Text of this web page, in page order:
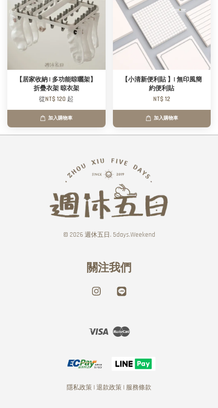
【居家收納 | 多功能晾曬架】
折疊衣架 晾衣架
從NT$ 120 起
加入購物車
【小清新便利貼 】| 無印風簡
約便利貼
NT$ 12
加入購物車
© 2026 週休五日. 5days.Weekend
關注我們
Instagram
Visa Master
隱私政策 | 退款政策 | 服務條款